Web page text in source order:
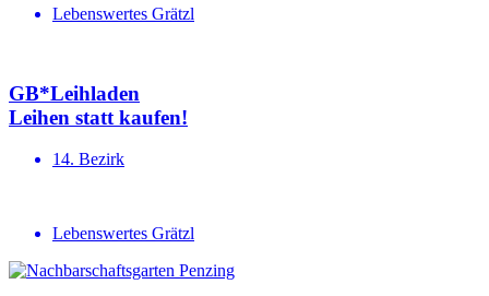
Lebenswertes Grätzl
GB*Leihladen
Leihen statt kaufen!
14. Bezirk
Lebenswertes Grätzl